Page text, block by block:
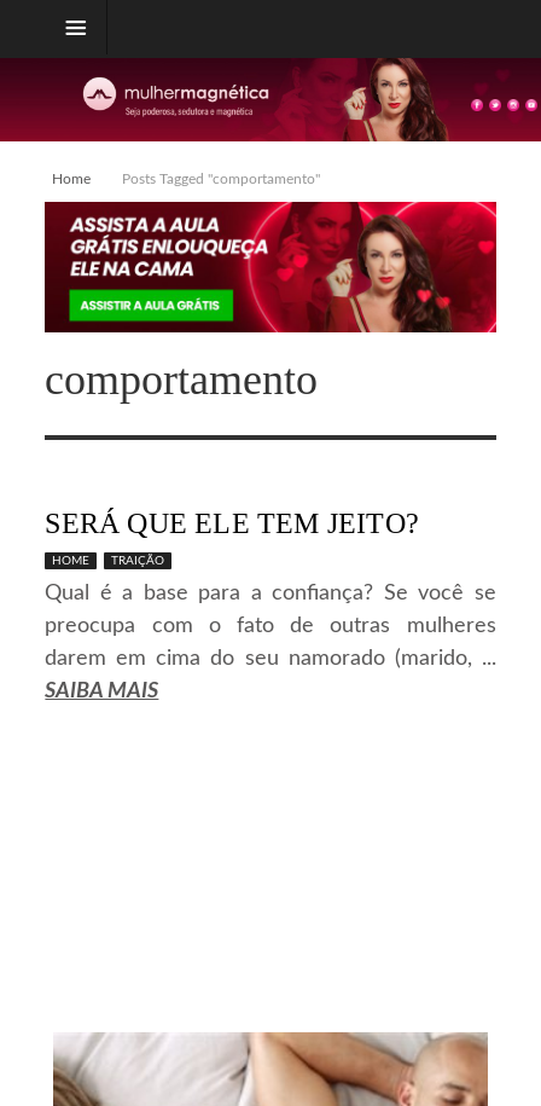
Home Posts Tagged "comportamento"
comportamento
SERÁ QUE ELE TEM JEITO?
HOME TRAIÇÃO
Qual é a base para a confiança? Se você se
preocupa com o fato de outras mulheres
darem em cima do seu namorado (marido, ...
SAIBA MAIS